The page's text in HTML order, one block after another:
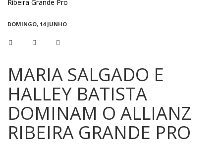
DOMINGO, 14 JUNHO
MARIA SALGADO E
HALLEY BATISTA
DOMINAM O ALLIANZ
RIBEIRA GRANDE PRO